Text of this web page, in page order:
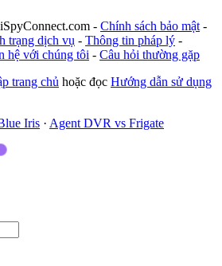
- Chính sách bảo mật -
trạng dịch vụ - Thông tin pháp lý -
hệ với chúng tôi - Câu hỏi thường gặp
trang chủ hoặc đọc Hướng dẫn sử dụng
Iris · Agent DVR vs Frigate